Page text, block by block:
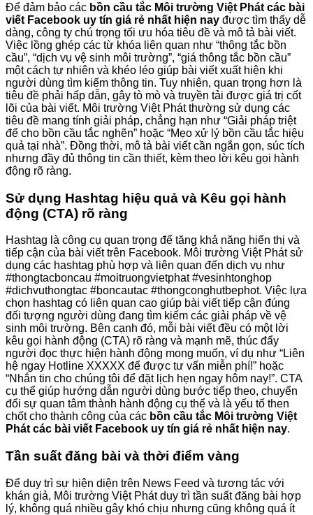
Để đảm bảo các bồn cầu tắc Môi trường Việt Phát các bài
viết Facebook uy tín giá rẻ nhất hiện nay được tìm thấy dễ
dàng, công ty chú trọng tối ưu hóa tiêu đề và mô tả bài viết.
Việc lồng ghép các từ khóa liên quan như “thông tắc bồn
cầu”, “dịch vụ vệ sinh môi trường”, “giá thông tắc bồn cầu”
một cách tự nhiên và khéo léo giúp bài viết xuất hiện khi
người dùng tìm kiếm thông tin. Tuy nhiên, quan trọng hơn là
tiêu đề phải hấp dẫn, gây tò mò và truyền tải được giá trị cốt
lõi của bài viết. Môi trường Việt Phát thường sử dụng các
tiêu đề mang tính giải pháp, chẳng hạn như “Giải pháp triệt
để cho bồn cầu tắc nghẽn” hoặc “Mẹo xử lý bồn cầu tắc hiệu
quả tại nhà”. Đồng thời, mô tả bài viết cần ngắn gọn, súc tích
nhưng đầy đủ thông tin cần thiết, kèm theo lời kêu gọi hành
động rõ ràng.
Sử dụng Hashtag hiệu quả và Kêu gọi hành
động (CTA) rõ ràng
Hashtag là công cụ quan trọng để tăng khả năng hiển thị và
tiếp cận của bài viết trên Facebook. Môi trường Việt Phát sử
dụng các hashtag phù hợp và liên quan đến dịch vụ như
#thongtacboncau #moitruongvietphat #vesinhtonghop
#dichvuthongtac #boncautac #thongconghutbephot. Việc lựa
chọn hashtag có liên quan cao giúp bài viết tiếp cận đúng
đối tượng người dùng đang tìm kiếm các giải pháp về vệ
sinh môi trường. Bên cạnh đó, mỗi bài viết đều có một lời
kêu gọi hành động (CTA) rõ ràng và mạnh mẽ, thúc đẩy
người đọc thực hiện hành động mong muốn, ví dụ như “Liên
hệ ngay Hotline XXXXX để được tư vấn miễn phí!” hoặc
“Nhắn tin cho chúng tôi để đặt lịch hẹn ngay hôm nay!”. CTA
cụ thể giúp hướng dẫn người dùng bước tiếp theo, chuyển
đổi sự quan tâm thành hành động cụ thể và là yếu tố then
chốt cho thành công của các bồn cầu tắc Môi trường Việt
Phát các bài viết Facebook uy tín giá rẻ nhất hiện nay.
Tần suất đăng bài và thời điểm vàng
Để duy trì sự hiện diện trên News Feed và tương tác với
khán giả, Môi trường Việt Phát duy trì tần suất đăng bài hợp
lý, không quá nhiều gây khó chịu nhưng cũng không quá ít